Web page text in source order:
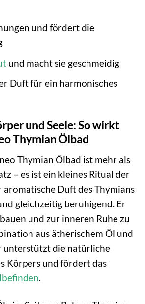
und fördert die
und macht sie geschmeidig
Duft für ein harmonisches
und Seele: So wirkt
Thymian Ölbad
Thymian Ölbad ist mehr als
– es ist ein kleines Ritual der
aromatische Duft des Thymians
gleichzeitig beruhigend. Er
und zur inneren Ruhe zu
aus ätherischem Öl und
unterstützt die natürliche
Körpers und fördert das